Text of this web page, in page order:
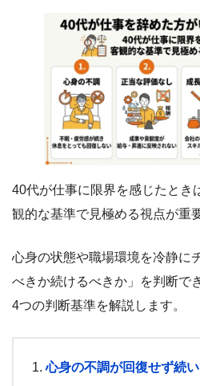
40代が仕事に限界を感じたとき
観的な基準で見極める視点が重
心身の状態や職場環境を冷静に
べきか続けるべきか」を判断で
4つの判断基準を解説します。
心身の不調が回復せず続